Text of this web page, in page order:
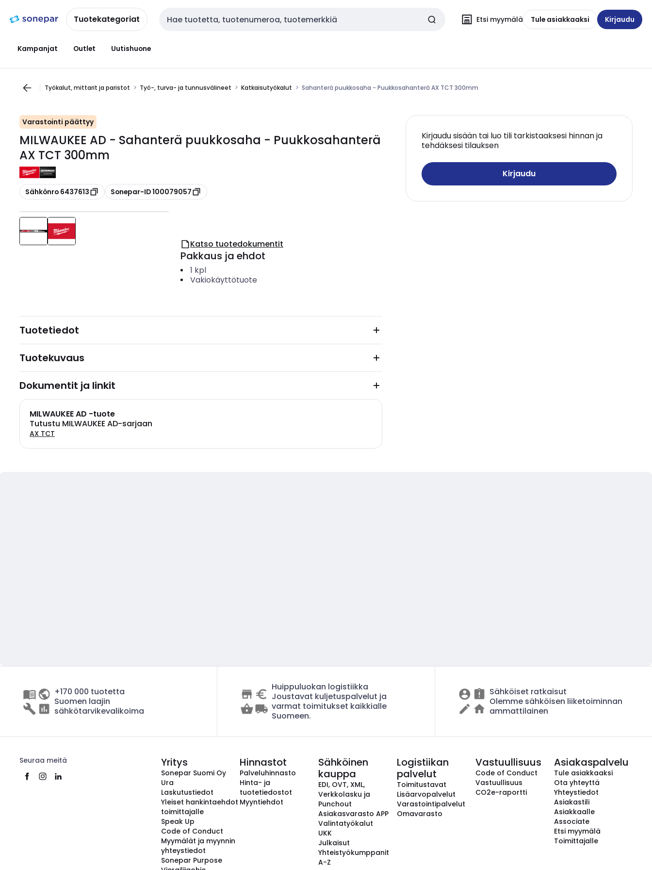
navigointiinsisältöönTuotekategoriat Haku Etsi myymälä Tule asiakkaaksi Kirjaudu
Kampanjat Outlet Uutishuone
Työkalut, mittarit ja paristot Työ-, turva- ja tunnusvälineet Katkaisutyökalut Sahanterä puukkosaha - Puukkosahanterä AX TCT 300mm
Varastointi päättyy
MILWAUKEE AD - Sahanterä puukkosaha - Puukkosahanterä
AX TCT 300mm
Kopioi
Sähkönro 6437613 Kopioi
Sonepar-ID 100079057
Kirjaudu sisään tai luo tili tarkistaaksesi hinnan ja
tehdäksesi tilauksen
Kirjaudu
Katso tuotedokumentit
Pakkaus ja ehdot
1 kpl
Vakiokäyttötuote
Tuotetiedot
Tuotekuvaus
Dokumentit ja linkit
MILWAUKEE AD -tuote
Tutustu MILWAUKEE AD-sarjaan
AX TCT
+170 000 tuotetta
Suomen laajin
sähkötarvikevalikoima
Huippuluokan logistiikka
Joustavat kuljetuspalvelut ja
varmat toimitukset kaikkialle
Suomeen.
Sähköiset ratkaisut
Olemme sähköisen liiketoiminnan
ammattilainen
Seuraa meitä Yritys
Sonepar Suomi Oy
Ura
Laskutustiedot
Yleiset hankintaehdot
toimittajalle
Speak Up
Code of Conduct
Myymälät ja myynnin
yhteystiedot
Sonepar Purpose
Hinnastot
Palveluhinnasto
Hinta- ja
tuotetiedostot
Myyntiehdot
Sähköinen
kauppa
EDI, OVT, XML,
Verkkolasku ja
Punchout
Asiakasvarasto APP
Valintatyökalut
UKK
Julkaisut
Yhteistyökumppanit
A-Z
Logistiikan
palvelut
Toimitustavat
Lisäarvopalvelut
Varastointipalvelut
Omavarasto
Vastuullisuus
Code of Conduct
Vastuullisuus
CO2e-raportti
Asiakaspalvelu
Tule asiakkaaksi
Ota yhteyttä
Yhteystiedot
Asiakastili
Asiakkaalle
Associate
Etsi myymälä
Toimittajalle